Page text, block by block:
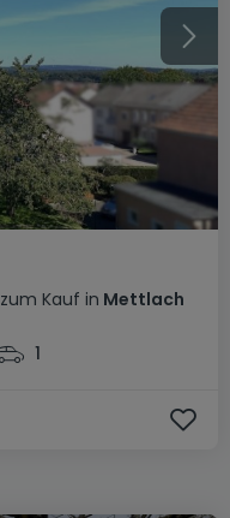
zum Kauf in Mettlach
1